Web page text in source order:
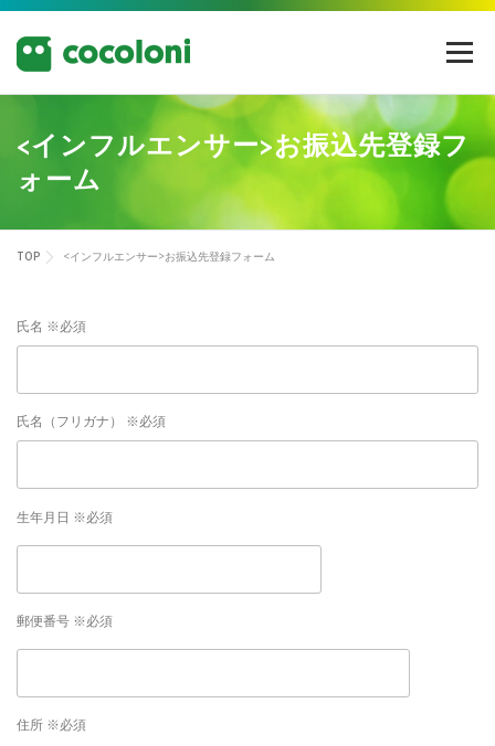
メニュー
<インフルエンサー>お振込先登録フ
ォーム
TOP <インフルエンサー>お振込先登録フォーム
氏名 ※必須
氏名（フリガナ） ※必須
生年月日 ※必須
郵便番号 ※必須
住所 ※必須